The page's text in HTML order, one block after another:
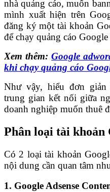
nhà quảng cáo, muốn
mình xuất hiện trên
đăng ký một tài khoản
để chạy quảng cáo
Xem thêm:Google
khi chạy quảng cáo
Như vậy, hiểu đơn giản
trung gian kết nối giữa
doanh nghiệp muốn thuê
Phân loại tài khoản
Có 2 loại tài khoản
nội dung cần quan tâm
1. Google Adsense